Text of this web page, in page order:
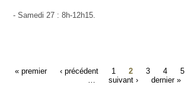
- Samedi 27 : 8h-12h15.
« premier ‹ précédent 1 2 3 4 5
suivant › dernier »